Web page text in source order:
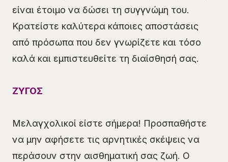
είναι έτοιμο να δώσει τη συγγνώμη του.
Κρατείστε καλύτερα κάποιες αποστάσεις
από πρόσωπα που δεν γνωρίζετε και τόσο
καλά και εμπιστευθείτε τη διαίσθησή σας.
ΖΥΓΟΣ
Μελαγχολικοί είστε σήμερα! Προσπαθήστε
να μην αφήσετε τις αρνητικές σκέψεις να
περάσουν στην αισθηματική σας ζωή. Ο